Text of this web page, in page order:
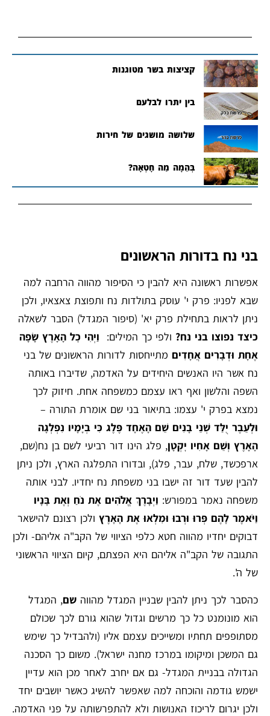
קציצות בשר מטוגנות
בין יתרו לבלעם
שלושה מושגים של חירות
בְּהֵמָה מַה חָטְאָה?
בני נח בדורות הראשונים
אפשרות ראשונה היא להבין כי הסיפור מהווה הרחבה למה
שבא לפניו: פרק י' עוסק בתולדות נח ותפוצת צאצאיו, ולכן
ניתן לראות בתחילת פרק יא' (סיפור המגדל) הסבר לשאלה
כיצד נפוצו בני נח? ולפי כך המילים: וַיְהִי כל הָאָרֶץ שָׂפָה
אֶחָת וּדְבָרִים אֲחָדִים מתייחסות לדורות הראשונים של בני
נח אשר היו האנשים היחידים על האדמה, שדיברו באותה
השפה והלשון ואף ראו עצמם כמשפחה אחת. חיזוק לכך
נמצא בפרק י' עצמו: בתיאור בני שם אומרת התורה –
וּלְעֵבֶר יֻלַּד שְׁנֵי בָנִים שֵׁם הָאֶחָד פֶּלֶג כִּי בְיָמָיו נִפְלְגָה
הָאָרֶץ וְשֵׁם אָחִיו יקְטָן, פלג הינו דור רביעי לשם בן נח(שם,
ארפכשד, שלח, עבר, פלג), ובדורו התפלגה הארץ, ולכן ניתן
להבין שעד דור זה ישבו בני משפחת נח יחדיו. לבני אותה
משפחה נאמר במפורש: וַיְבָרֶךְ אֱלֹהִים אֶת נֹחַ וְאֶת בָּנָיו
וַיֹּאמֶר לָהֶם פְּרוּ וּרְבוּ וּמִלְאוּ אֶת הָאָרֶץ ולכן רצונם להישאר
דבוקים יחדיו מהווה חטא כלפי הציווי של הקב"ה אליהם- ולכן
התגובה של הקב"ה אליהם היא הפצתם, קיום הציווי הראשוני
של ה'.
כהסבר לכך ניתן להבין שבניין המגדל מהווה שם, המגדל
הוא מונומנט כל כך מרשים וגדול שהוא גורם לכך שכולם
מסתופפים תחתיו ומשייכים עצמם אליו (ולהבדיל כך שימש
גם המשכן ומיקומו במרכז מחנה ישראל). משום כך הסכנה
הגדולה בבניית המגדל- גם אם יחרב לאחר מכן הוא עדיין
ישמש גודמה והוכחה למה שאפשר להשיג כאשר יושבים יחד
ולכן יגרום לריכוז האנושות ולא להתפרשותה על פני האדמה.